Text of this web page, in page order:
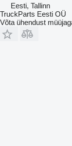
Eesti, Tallinn
TruckParts Eesti OÜ
Võta ühendust